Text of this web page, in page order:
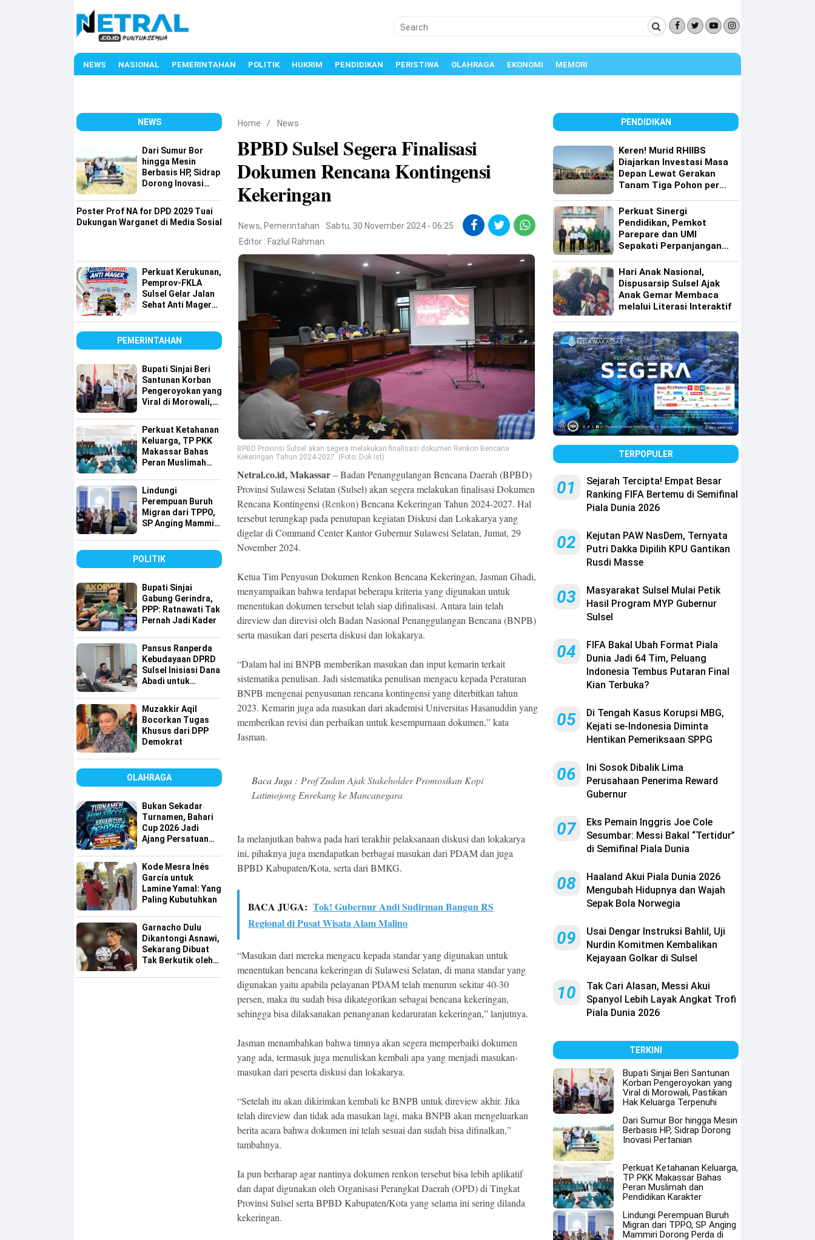
NEWS NASIONAL PEMERINTAHAN POLITIK HUKRIM PENDIDIKAN PERISTIWA OLAHRAGA EKONOMI MEMORI
NEWS
Dari Sumur Bor
hingga Mesin
Berbasis HP, Sidrap
Dorong Inovasi
Poster Prof NA for DPD 2029 Tuai
Dukungan Warganet di Media Sosial
Perkuat Kerukunan,
Pemprov-FKLA
Sulsel Gelar Jalan
Sehat Anti Mager
Lintas Agama
PEMERINTAHAN
Bupati Sinjai Beri
Santunan Korban
Pengeroyokan yang
Viral di Morowali,
Perkuat Ketahanan
Keluarga, TP PKK
Makassar Bahas
Peran Muslimah
Lindungi
Perempuan Buruh
Migran dari TPPO,
SP Anging Mammiri
POLITIK
Bupati Sinjai
Gabung Gerindra,
PPP: Ratnawati Tak
Pernah Jadi Kader
Pansus Ranperda
Kebudayaan DPRD
Sulsel Inisiasi Dana
Abadi untuk
Muzakkir Aqil
Bocorkan Tugas
Khusus dari DPP
Demokrat
OLAHRAGA
Bukan Sekadar
Turnamen, Bahari
Cup 2026 Jadi
Ajang Persatuan
Sinjai
Kode Mesra Inés
García untuk
Lamine Yamal: Yang
Paling Kubutuhkan
Garnacho Dulu
Dikantongi Asnawi,
Sekarang Dibuat
Tak Berkutik oleh
Home / News
BPBD Sulsel Segera Finalisasi
Dokumen Rencana Kontingensi
Kekeringan
News, Pemerintahan
Sabtu, 30 November 2024 - 06:25
Editor : Fazlul Rahman
BPBD Provinsi Sulsel akan segera melakukan finalisasi dokumen Renkon Bencana
Kekeringan Tahun 2024-2027. (Foto: Dok Ist).
Netral.co.id, Makassar– Badan Penanggulangan Bencana Daerah (BPBD)
Provinsi Sulawesi Selatan (Sulsel) akan segera melakukan finalisasi Dokumen
Rencana Kontingensi (Renkon) Bencana Kekeringan Tahun 2024-2027. Hal
tersebut terungkap pada penutupan kegiatan Diskusi dan Lokakarya yang
digelar di Command Center Kantor Gubernur Sulawesi Selatan, Jumat, 29
November 2024.
Ketua Tim Penyusun Dokumen Renkon Bencana Kekeringan, Jasman Ghadi,
menyampaikan bahwa terdapat beberapa kriteria yang digunakan untuk
menentukan dokumen tersebut telah siap difinalisasi. Antara lain telah
direview dan direvisi oleh Badan Nasional Penanggulangan Bencana (BNPB)
serta masukan dari peserta diskusi dan lokakarya.
“Dalam hal ini BNPB memberikan masukan dan input kemarin terkait
sistematika penulisan. Jadi sistematika penulisan mengacu kepada Peraturan
BNPB mengenai penyusunan rencana kontingensi yang diterbitkan tahun
2023. Kemarin juga ada masukan dari akademisi Universitas Hasanuddin yang
memberikan revisi dan perbaikan untuk kesempurnaan dokumen,” kata
Jasman.
Baca Juga : Prof Zudan Ajak Stakeholder Promosikan Kopi
Latimojong Enrekang ke Mancanegara
Ia melanjutkan bahwa pada hari terakhir pelaksanaan diskusi dan lokakarya
ini, pihaknya juga mendapatkan berbagai masukan dari PDAM dan juga
BPBD Kabupaten/Kota, serta dari BMKG.
BACA JUGA: Tok! Gubernur Andi Sudirman Bangun RS
Regional di Pusat Wisata Alam Malino
“Masukan dari mereka mengacu kepada standar yang digunakan untuk
menentukan bencana kekeringan di Sulawesi Selatan, di mana standar yang
digunakan yaitu apabila pelayanan PDAM telah menurun sekitar 40-30
persen, maka itu sudah bisa dikategorikan sebagai bencana kekeringan,
sehingga bisa dilaksanakan penanganan kedaruratan kekeringan,” lanjutnya.
Jasman menambahkan bahwa timnya akan segera memperbaiki dokumen
yang ada, termasuk juga menuliskan kembali apa yang menjadi masukan-
masukan dari peserta diskusi dan lokakarya.
“Setelah itu akan dikirimkan kembali ke BNPB untuk direview akhir. Jika
telah direview dan tidak ada masukan lagi, maka BNPB akan mengeluarkan
berita acara bahwa dokumen ini telah sesuai dan sudah bisa difinalkan,”
tambahnya.
Ia pun berharap agar nantinya dokumen renkon tersebut bisa lebih aplikatif
dan dapat digunakan oleh Organisasi Perangkat Daerah (OPD) di Tingkat
Provinsi Sulsel serta BPBD Kabupaten/Kota yang selama ini sering dilanda
kekeringan.
PENDIDIKAN
Keren! Murid RHIIBS
Diajarkan Investasi Masa
Depan Lewat Gerakan
Tanam Tiga Pohon per
Perkuat Sinergi
Pendidikan, Pemkot
Parepare dan UMI
Sepakati Perpanjangan
Perguruan Tinggi
Hari Anak Nasional,
Dispusarsip Sulsel Ajak
Anak Gemar Membaca
melalui Literasi Interaktif
TERPOPULER
01
Sejarah Tercipta! Empat Besar
Ranking FIFA Bertemu di Semifinal
Piala Dunia 2026
02
Kejutan PAW NasDem, Ternyata
Putri Dakka Dipilih KPU Gantikan
Rusdi Masse
03
Masyarakat Sulsel Mulai Petik
Hasil Program MYP Gubernur
Sulsel
04
FIFA Bakal Ubah Format Piala
Dunia Jadi 64 Tim, Peluang
Indonesia Tembus Putaran Final
Kian Terbuka?
05
Di Tengah Kasus Korupsi MBG,
Kejati se-Indonesia Diminta
Hentikan Pemeriksaan SPPG
06
Ini Sosok Dibalik Lima
Perusahaan Penerima Reward
Gubernur
07
Eks Pemain Inggris Joe Cole
Sesumbar: Messi Bakal “Tertidur”
di Semifinal Piala Dunia
08
Haaland Akui Piala Dunia 2026
Mengubah Hidupnya dan Wajah
Sepak Bola Norwegia
09
Usai Dengar Instruksi Bahlil, Uji
Nurdin Komitmen Kembalikan
Kejayaan Golkar di Sulsel
10
Tak Cari Alasan, Messi Akui
Spanyol Lebih Layak Angkat Trofi
Piala Dunia 2026
TERKINI
Bupati Sinjai Beri Santunan
Korban Pengeroyokan yang
Viral di Morowali, Pastikan
Hak Keluarga Terpenuhi
Dari Sumur Bor hingga Mesin
Berbasis HP, Sidrap Dorong
Inovasi Pertanian
Perkuat Ketahanan Keluarga,
TP PKK Makassar Bahas
Peran Muslimah dan
Pendidikan Karakter
Lindungi Perempuan Buruh
Migran dari TPPO, SP Anging
Mammiri Dorong Perda di